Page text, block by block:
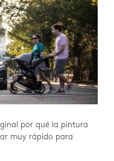
por qué la pintura
muy rápido para